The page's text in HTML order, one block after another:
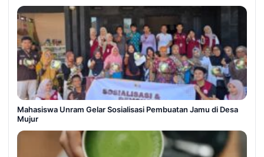
Mahasiswa Unram Gelar Sosialisasi Pembuatan Jamu di Desa
Mujur